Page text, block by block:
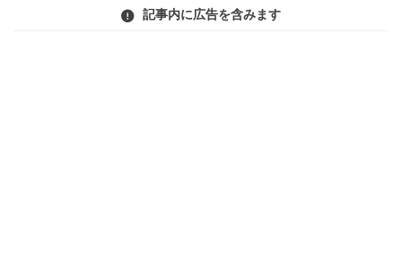
記事内に広告を含みます